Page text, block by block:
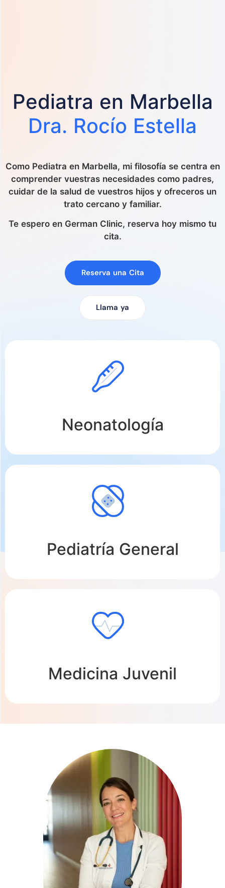
Pediatra en Marbella
Dra. Rocío Estella
Como Pediatra en Marbella, mi filosofía se centra en
comprender vuestras necesidades como padres,
cuidar de la salud de vuestros hijos y ofreceros un
trato cercano y familiar.
Te espero en German Clinic, reserva hoy mismo tu
cita.
Reserva una Cita
Llama ya
Neonatología
Pediatría General
Medicina Juvenil